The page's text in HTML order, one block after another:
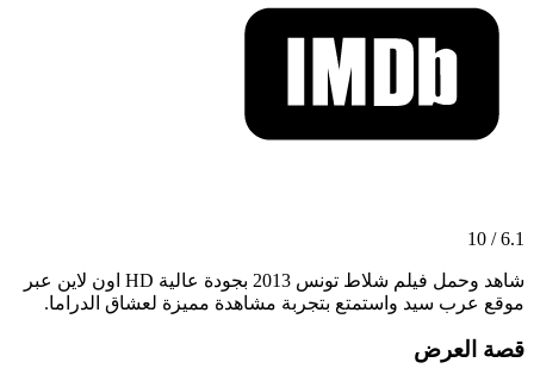
6.1 / 10
شاهد وحمل فيلم شلاط تونس 2013 بجودة عالية HD اون لاين عبر
موقع عرب سيد واستمتع بتجربة مشاهدة مميزة لعشاق الدراما.
قصة العرض